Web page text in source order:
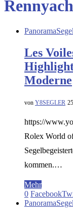
Panorama
Les
Moderne
von Y8SEGLER
https://
Rolex World
kommen.…
Mehr
0 Facebook
Panorama